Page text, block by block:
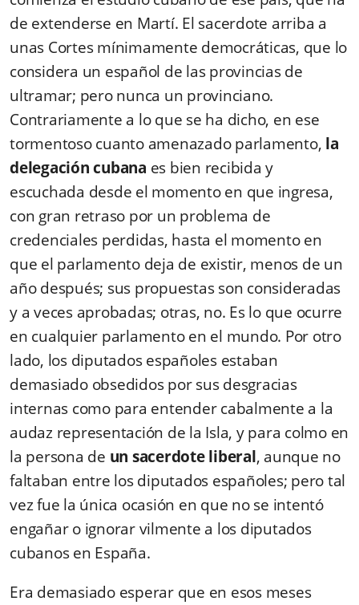
de extenderse en Martí. El sacerdote arriba a
unas Cortes mínimamente democráticas, que lo
considera un español de las provincias de
ultramar; pero nunca un provinciano.
Contrariamente a lo que se ha dicho, en ese
tormentoso cuanto amenazado parlamento, la
delegación cubana es bien recibida y
escuchada desde el momento en que ingresa,
con gran retraso por un problema de
credenciales perdidas, hasta el momento en
que el parlamento deja de existir, menos de un
año después; sus propuestas son consideradas
y a veces aprobadas; otras, no. Es lo que ocurre
en cualquier parlamento en el mundo. Por otro
lado, los diputados españoles estaban
demasiado obsedidos por sus desgracias
internas como para entender cabalmente a la
audaz representación de la Isla, y para colmo en
la persona de un sacerdote liberal, aunque no
faltaban entre los diputados españoles; pero tal
vez fue la única ocasión en que no se intentó
engañar o ignorar vilmente a los diputados
cubanos en España.
Era demasiado esperar que en esos meses